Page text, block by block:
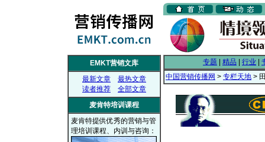
EMKT营销文库
最新文章
最热文章
读者推荐
全部文章
麦肯特培训课程
麦肯特提供优秀的营销与管
理培训课程、内训与咨询：
专题 精品 行业
中国营销传播网 > 专栏天地 >